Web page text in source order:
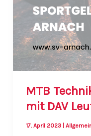
MTB
mit DAV
17. April 2023